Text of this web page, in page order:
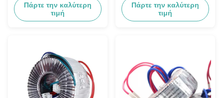
Πάρτε την καλύτερη
τιμή
απομόνωσης ενισχυτών
σπειροειδής
Πάρτε την καλύτερη
τιμή